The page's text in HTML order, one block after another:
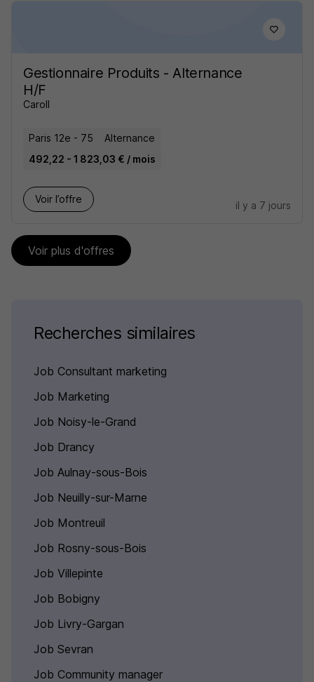
Gestionnaire Produits - Alternance
H/F
Caroll
Paris 12e - 75
Alternance
492,22 - 1 823,03 € / mois
Voir l’offre
il y a 7 jours
Voir plus d'offres
Recherches similaires
Job Consultant marketing
Job Marketing
Job Noisy-le-Grand
Job Drancy
Job Aulnay-sous-Bois
Job Neuilly-sur-Marne
Job Montreuil
Job Rosny-sous-Bois
Job Villepinte
Job Bobigny
Job Livry-Gargan
Job Sevran
Job Community manager